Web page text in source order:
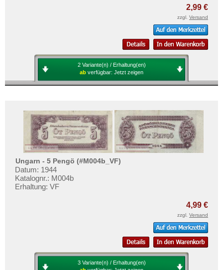
2,99 €
zzgl. Versand
2 Variante(n) / Erhaltung(en)
ab verfügbar: Jetzt zeigen
Ungarn - 5 Pengö (#M004b_VF)
Datum: 1944
Katalognr.: M004b
Erhaltung: VF
4,99 €
zzgl. Versand
3 Variante(n) / Erhaltung(en)